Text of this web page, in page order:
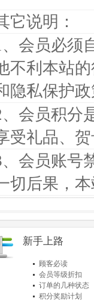
它说明：
、会员必须
不利本站
隐私保护
、会员积分
受礼品、
、会员账号
切后果，
新手上路
顾客必读
会员等级折扣
订单的几种状态
积分奖励计划